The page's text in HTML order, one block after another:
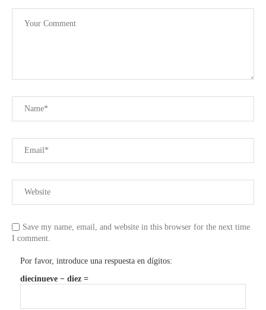
Save my name, email, and website in this browser for the next time
I comment.
Por favor, introduce una respuesta en dígitos:
diecinueve − diez =